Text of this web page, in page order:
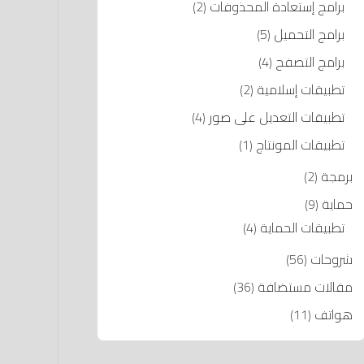
برامج إستعادة المحذوفات (2)
برامج التحميل (5)
برامج التصفح (4)
تطبيقات إسلامية (2)
تطبيقات التعديل على صور (4)
تطبيقات المونتاج (1)
برمجة (2)
حماية (9)
تطبيقات الحماية (4)
شروحات (56)
مقالات مستضافة (36)
هواتف (11)